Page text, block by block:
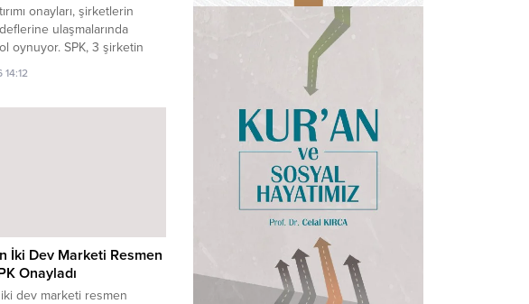
onayları, şirketlerin
ulaşmalarında
oynuyor. SPK, 3 şirketin
onayladı.
14:12
İki Dev Marketi Resmen
Onayladı
dev marketi resmen